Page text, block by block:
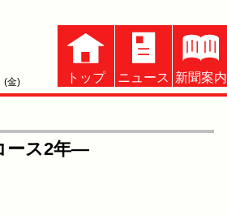
(金) トップ ニュース 新聞案内
ース2年—